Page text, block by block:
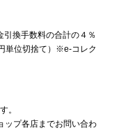
引換手数料の合計の４％
単位切捨て）※e-コレク
。
ップ各店までお問い合わ